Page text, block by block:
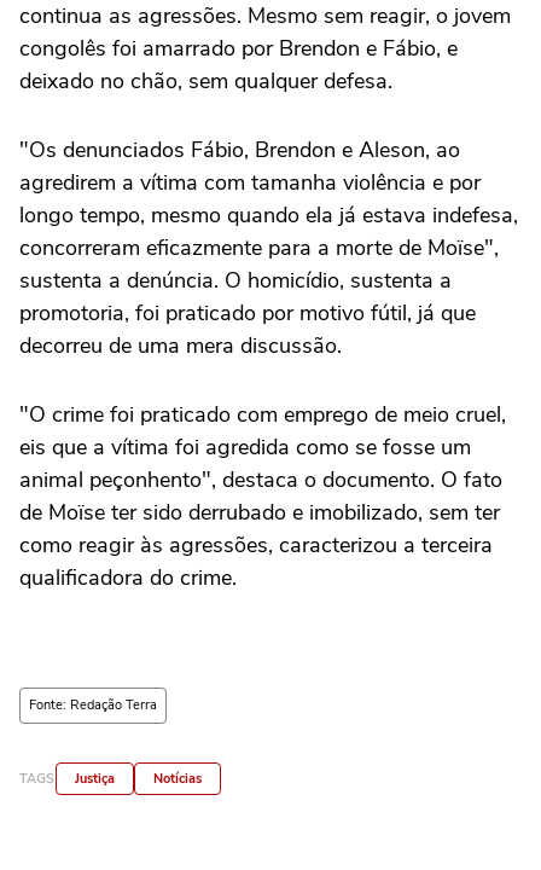
continua as agressões. Mesmo sem reagir, o jovem
congolês foi amarrado por Brendon e Fábio, e
deixado no chão, sem qualquer defesa.
"Os denunciados Fábio, Brendon e Aleson, ao
agredirem a vítima com tamanha violência e por
longo tempo, mesmo quando ela já estava indefesa,
concorreram eficazmente para a morte de Moïse",
sustenta a denúncia. O homicídio, sustenta a
promotoria, foi praticado por motivo fútil, já que
decorreu de uma mera discussão.
"O crime foi praticado com emprego de meio cruel,
eis que a vítima foi agredida como se fosse um
animal peçonhento", destaca o documento. O fato
de Moïse ter sido derrubado e imobilizado, sem ter
como reagir às agressões, caracterizou a terceira
qualificadora do crime.
Fonte: Redação Terra
TAGS Justiça Notícias